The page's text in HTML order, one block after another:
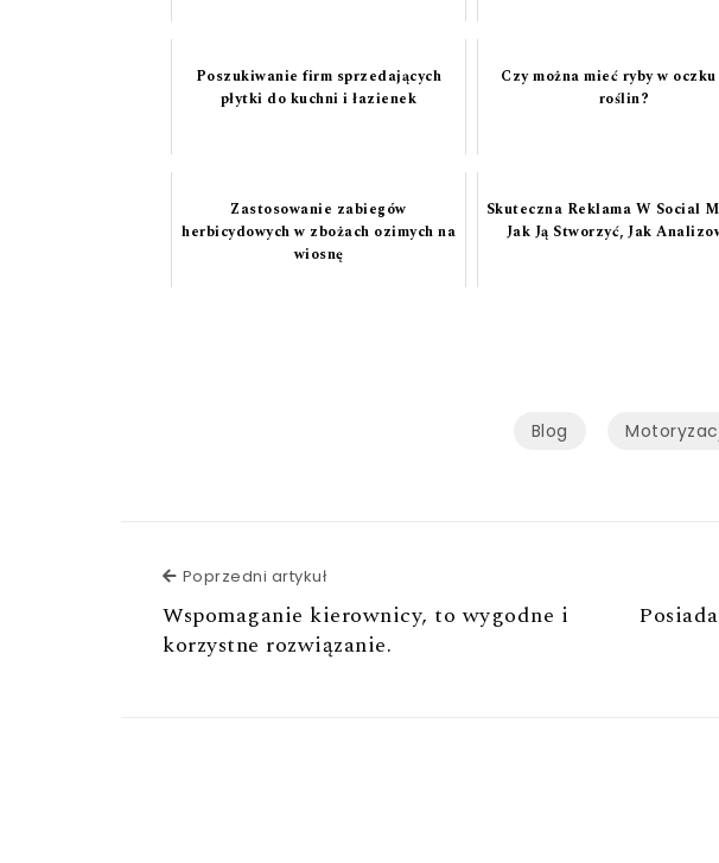
Poszukiwanie firm sprzedających
płytki do kuchni i łazienek
Czy można mieć ryby w
roślin?
Zastosowanie zabiegów
herbicydowych w zbożach ozimych na
wiosnę
Skuteczna Reklama W Social
Jak Ją Stworzyć, Jak
Blog
Poprzedni artykuł
Wspomaganie kierownicy, to wygodne i
korzystne rozwiązanie.